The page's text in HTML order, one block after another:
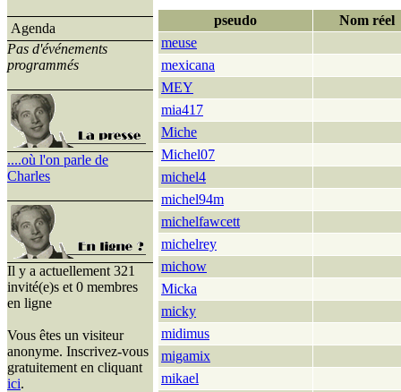
Agenda
Pas d'événements
programmés
....où l'on parle de
Charles
Il y a actuellement 321
invité(e)s et 0 membres
en ligne
Vous êtes un visiteur
anonyme. Inscrivez-vous
gratuitement en cliquant
ici.
pseudo
Nom réel
meuse
mexicana
MEY
mia417
Miche
Michel07
michel4
michel94m
michelfawcett
michelrey
michow
Micka
micky
midimus
migamix
mikael